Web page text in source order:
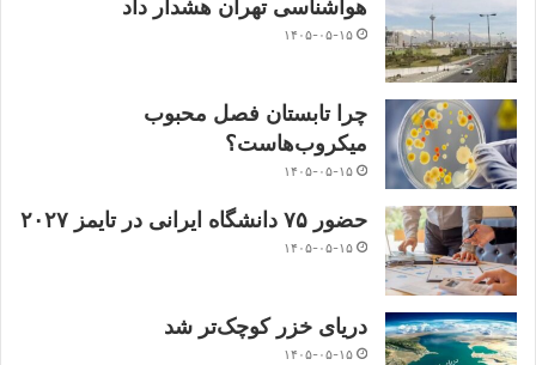
هواشناسی تهران هشدار داد
۱۴۰۵-۰۵-۱۵
چرا تابستان فصل محبوب
میکروب‌هاست؟
۱۴۰۵-۰۵-۱۵
حضور ۷۵ دانشگاه ایرانی در تایمز ۲۰۲۷
۱۴۰۵-۰۵-۱۵
دریای خزر کوچک‌تر شد
۱۴۰۵-۰۵-۱۵